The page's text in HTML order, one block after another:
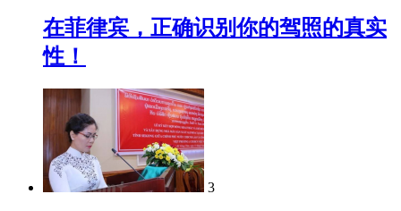
在菲律宾，正确识别你的驾照的真实
性！
3